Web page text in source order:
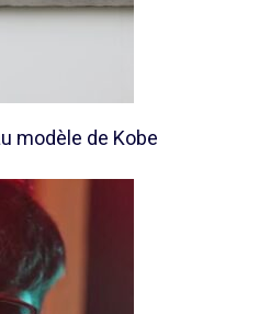
modèle de Kobe